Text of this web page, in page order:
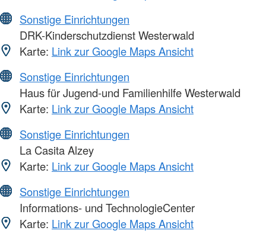
Sonstige Einrichtungen
DRK-Kinderschutzdienst Westerwald
Karte: Link zur Google Maps Ansicht
Sonstige Einrichtungen
Haus für Jugend-und Familienhilfe Westerwald
Karte: Link zur Google Maps Ansicht
Sonstige Einrichtungen
La Casita Alzey
Karte: Link zur Google Maps Ansicht
Sonstige Einrichtungen
Informations- und TechnologieCenter
Karte: Link zur Google Maps Ansicht